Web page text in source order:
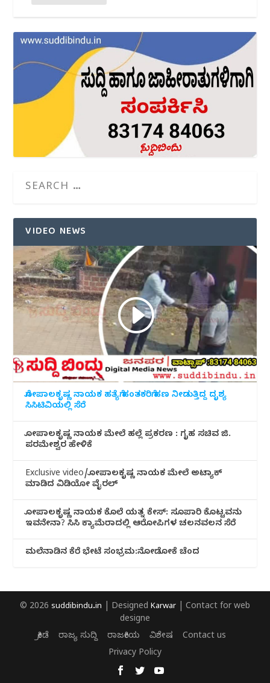
VIDEO NEWS
ಗೋಪಾಲಕೃಷ್ಣ ನಾಯಕ ಹತ್ಯೆಗೆ ಹಂತಕರಿಗೆ ಹಣ ನೀಡುತ್ತಿದ್ದ ದೃಶ್ಯ
ಸಿಸಿಟಿವಿಯಲ್ಲಿ ಸೆರೆ
ಗೋಪಾಲಕೃಷ್ಣ ನಾಯಕ ಮೇಲೆ ಹಲ್ಲೆ ಪ್ರಕರಣ : ಗೃಹ ಸಚಿವ ಜಿ.
ಪರಮೇಶ್ವರ ಹೇಳಿಕೆ
Exclusive video/ಗೋಪಾಲಕೃಷ್ಣ ನಾಯಕ ಮೇಲೆ ಅಟ್ಯಾಕ್
ಮಾಡಿದ ವಿಡಿಯೋ ವೈರಲ್
ಗೋಪಾಲಕೃಷ್ಣ ನಾಯಕ ಕೊಲೆ ಯತ್ನ ಕೇಸ್: ಸೂಪಾರಿ ಕೊಟ್ಟವನು
ಇವನೇನಾ? ಸಿಸಿ ಕ್ಯಾಮೆರಾದಲ್ಲಿ ಆರೋಪಿಗಳ ಚಲನವಲನ ಸೆರೆ
ಮಲೆನಾಡಿ‌ನ ಕೆರೆ ಭೇಟೆ ಸಂಭ್ರಮ:ನೋಡೋಕೆ ಚೆಂದ
© 2026 suddibindu.in | Designed Karwar | Contact for web
designe
ಕ್ರೀಡೆ
ರಾಜ್ಯ ಸುದ್ದಿ ರಾಜಕೀಯ ವಿಶೇಷ
Contact us
Privacy Policy